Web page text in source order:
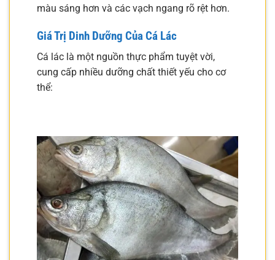
màu sáng hơn và các vạch ngang rõ rệt hơn.
Giá Trị Dinh Dưỡng Của Cá Lác
Cá lác là một nguồn thực phẩm tuyệt vời,
cung cấp nhiều dưỡng chất thiết yếu cho cơ
thể: